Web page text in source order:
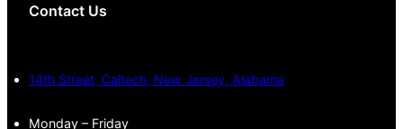
Contact Us
14th Street, Caltech, New Jersey, Alabama
Monday – Friday